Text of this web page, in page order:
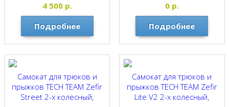
GRAFFITI
4 500р.
Подробнее
110мм, подшипники
Abec-9 Chrome, тормоз
зад.колесом, дека
алюминий, вес до 100кг
TECH TEAM
0р.
Подробнее
Самокат для трюков и
прыжков TECH TEAM Zefir
Street 2-х колесный,
Самокат для трюков и
прыжков TECH TEAM Zefir
Lite V2 2-х колесный,